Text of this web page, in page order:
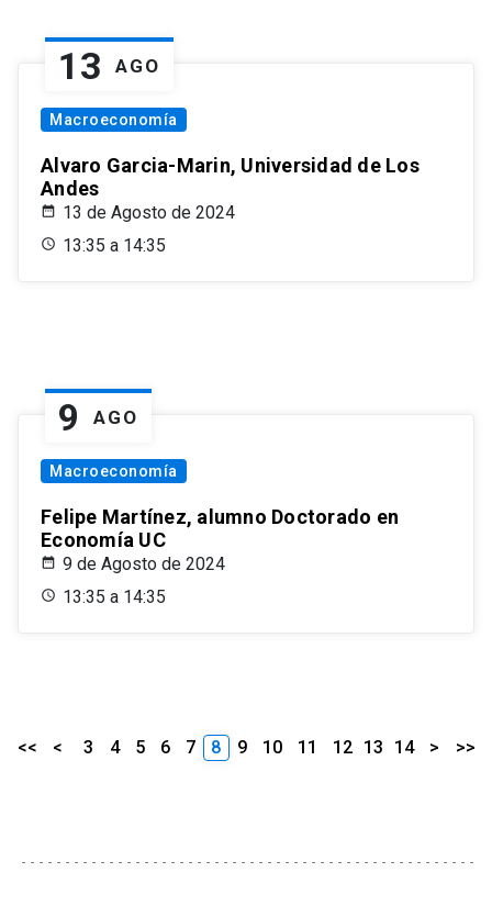
13 AGO
Macroeconomía
Alvaro Garcia-Marin, Universidad de Los
Andes
13 de Agosto de 2024
13:35 a 14:35
9 AGO
Macroeconomía
Felipe Martínez, alumno Doctorado en
Economía UC
9 de Agosto de 2024
13:35 a 14:35
<< < 3 4 5 6 7 8 9 10 11 12 13 14 > >>